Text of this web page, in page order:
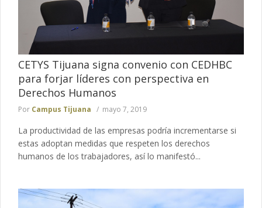
CETYS Tijuana signa convenio con CEDHBC
para forjar líderes con perspectiva en
Derechos Humanos
Por Campus Tijuana mayo 7, 2019
La productividad de las empresas podría incrementarse si
estas adoptan medidas que respeten los derechos
humanos de los trabajadores, así lo manifestó...